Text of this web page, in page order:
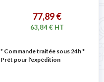
77,89 €
63,84 € HT
* Commande traitée sous 24h*
Prêt pour l'expédition